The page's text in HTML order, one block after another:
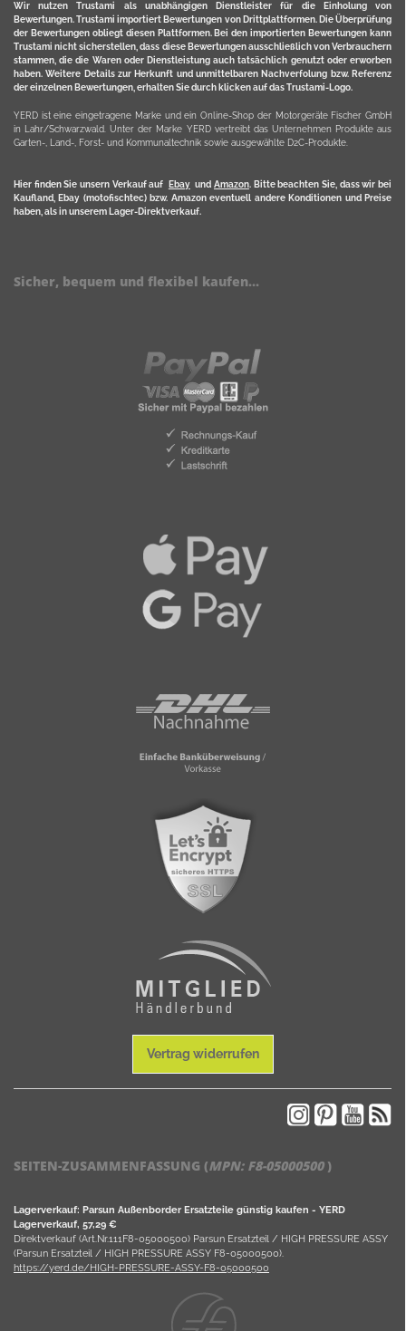
Wir nutzen Trustami als unabhängigen Dienstleister für die Einholung von
Bewertungen. Trustami importiert Bewertungen von Drittplattformen. Die Überprüfung
der Bewertungen obliegt diesen Plattformen. Bei den importierten Bewertungen kann
Trustami nicht sicherstellen, dass diese Bewertungen ausschließlich von Verbrauchern
stammen, die die Waren oder Dienstleistung auch tatsächlich genutzt oder erworben
haben. Weitere Details zur Herkunft und unmittelbaren Nachverfolung bzw. Referenz
der einzelnen Bewertungen, erhalten Sie durch klicken auf das Trustami-Logo.
YERD ist eine eingetragene Marke und ein Online-Shop der Motorgeräte Fischer GmbH
in Lahr/Schwarzwald. Unter der Marke YERD vertreibt das Unternehmen Produkte aus
Garten-, Land-, Forst- und Kommunaltechnik sowie ausgewählte D2C-Produkte.
Hier finden Sie unsern Verkauf auf Ebayund Amazon. Bitte beachten Sie, dass wir bei
Kaufland, Ebay (motofischtec) bzw. Amazon eventuell andere Konditionen und Preise
haben, als in unserem Lager-Direktverkauf.
Sicher, bequem und flexibel kaufen...
Vertrag widerrufen
SEITEN-ZUSAMMENFASSUNG (MPN: F8-05000500)
Lagerverkauf: Parsun Außenborder Ersatzteile günstig kaufen - YERD
Lagerverkauf, 57,29 €
Direktverkauf (Art.Nr.111F8-05000500) Parsun Ersatzteil / HIGH PRESSURE ASSY
(Parsun Ersatzteil / HIGH PRESSURE ASSY F8-05000500).
https://yerd.de/HIGH-PRESSURE-ASSY-F8-05000500